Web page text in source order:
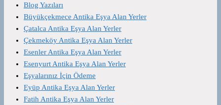
Blog Yazıları
Büyükçekmece Antika Eşya Alan Yerler
Çatalca Antika Eşya Alan Yerler
Çekmeköy Antika Eşya Alan Yerler
Esenler Antika Eşya Alan Yerler
Esenyurt Antika Eşya Alan Yerler
Eşyalarınız İçin Ödeme
Eyüp Antika Eşya Alan Yerler
Fatih Antika Eşya Alan Yerler